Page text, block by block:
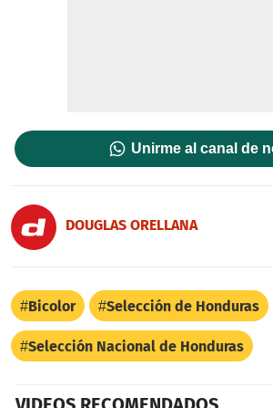
Unirme al canal de
DOUGLAS ORELLANA
Bicolor Selección de Honduras
Selección Nacional de Honduras